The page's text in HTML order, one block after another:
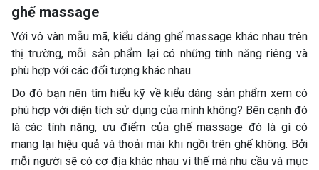
ghế massage
Với vô vàn mẫu mã, kiểu dáng ghế massage khác nhau trên
thị trường, mỗi sản phẩm lại có những tính năng riêng và
phù hợp với các đối tượng khác nhau.
Do đó bạn nên tìm hiểu kỹ về kiểu dáng sản phẩm xem có
phù hợp với diện tích sử dụng của mình không? Bên cạnh đó
là các tính năng, ưu điểm của ghế massage đó là gì có
mang lại hiệu quả và thoải mái khi ngồi trên ghế không. Bởi
mỗi người sẽ có cơ địa khác nhau vì thế mà nhu cầu và mục